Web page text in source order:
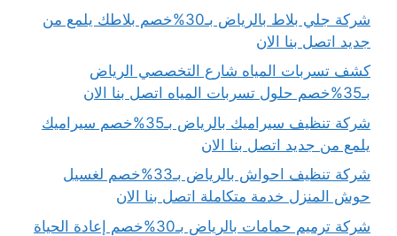
شركة جلي بلاط بالرياض بـ30%خصم بلاطك يلمع من
جديد اتصل بنا الان
كشف تسربات المياه شارع التخصصي الرياض
بـ35%خصم حلول تسربات المياه اتصل بنا الان
شركة تنظيف سيراميك بالرياض بـ35%خصم سيراميك
يلمع من جديد اتصل بنا الان
شركة تنظيف احواش بالرياض بـ33%خصم لغسيل
حوش المنزل خدمة متكاملة اتصل بنا الان
شركة ترميم حمامات بالرياض بـ30%خصم إعادة الحياة